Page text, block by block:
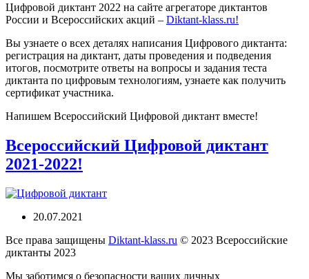
Цифровой диктант 2022 на сайте агрегаторе диктантов
России и Всероссийских акций – Diktant-klass.ru!
Вы узнаете о всех деталях написания Цифрового диктанта:
регистрация на диктант, даты проведения и подведения
итогов, посмотрите ответы на вопросы и задания теста
диктанта по цифровым технологиям, узнаете как получить
сертификат участника.
Напишем Всероссийский Цифровой диктант вместе!
Всероссийский Цифровой диктант
2021-2022!
20.07.2021
Все права защищены Diktant-klass.ru © 2023 Всероссийские
диктанты 2023
Мы заботимся о безопасности ваших личных